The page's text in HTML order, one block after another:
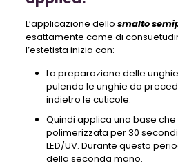
L’applicazione dello smalto
esattamente come di
l’estetista inizia con:
La preparazione delle
pulendo le unghie da
indietro le cuticole.
Quindi applica una base
polimerizzata per 30
LED/UV. Durante questo
della seconda mano.